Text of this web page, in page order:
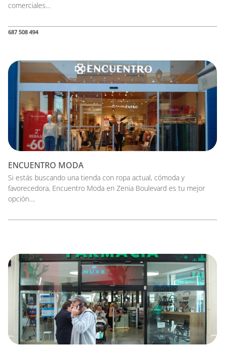
comerciales...
687 508 494
ENCUENTRO MODA
Si estás buscando una tienda con ropa actual, cómoda y
favorecedora, Encuentro Moda en Zenia Boulevard es tu mejor
opción....